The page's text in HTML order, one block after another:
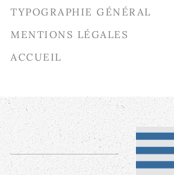
TYPOGRAPHIE GÉNÉRAL
MENTIONS LÉGALES
ACCUEIL